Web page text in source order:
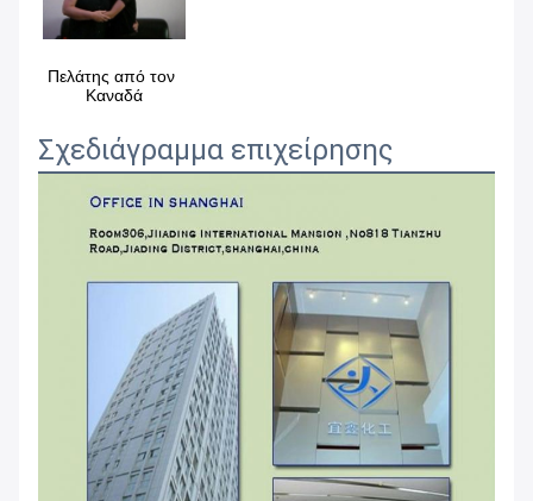
Πελάτης από τον
Καναδά
Σχεδιάγραμμα επιχείρησης